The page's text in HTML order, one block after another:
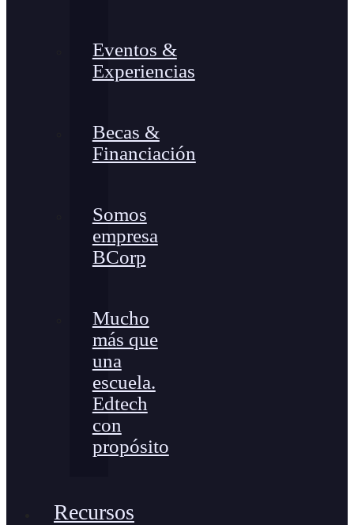
Eventos &
Experiencias
Becas &
Financiación
Somos
empresa
BCorp
Mucho
más que
una
escuela.
Edtech
con
propósito
Recursos